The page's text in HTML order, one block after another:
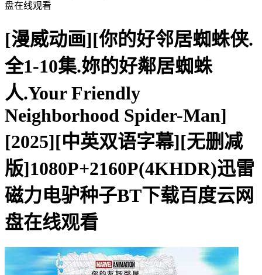
盘在线观看
[漫威动画][你的好邻居蜘蛛侠.
全1-10集.妳的好鄰居蜘蛛
人.Your Friendly
Neighborhood Spider-Man]
[2025][中英双语字幕][无删减
版]1080P+2160P(4KHDR)迅雷
磁力电驴种子BT下载百度云网
盘在线观看